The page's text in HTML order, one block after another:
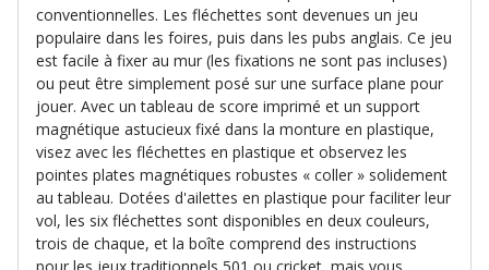
conventionnelles. Les fléchettes sont devenues un jeu
populaire dans les foires, puis dans les pubs anglais. Ce jeu
est facile à fixer au mur (les fixations ne sont pas incluses)
ou peut être simplement posé sur une surface plane pour
jouer. Avec un tableau de score imprimé et un support
magnétique astucieux fixé dans la monture en plastique,
visez avec les fléchettes en plastique et observez les
pointes plates magnétiques robustes « coller » solidement
au tableau. Dotées d'ailettes en plastique pour faciliter leur
vol, les six fléchettes sont disponibles en deux couleurs,
trois de chaque, et la boîte comprend des instructions